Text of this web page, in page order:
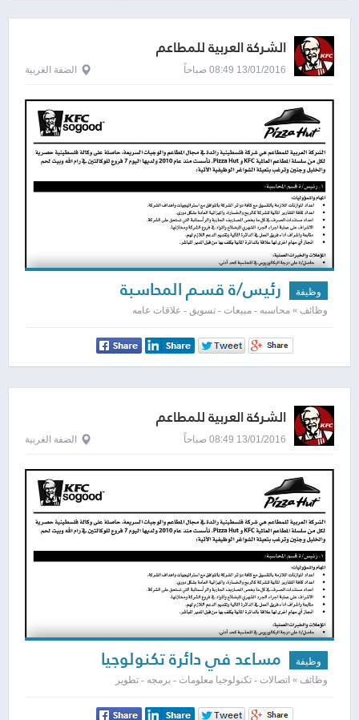
الشركة العربية للمطاعم
13/01/2016 08:49 صباحاً الضفة الغربية
وظيفة رئيس/ة قسم المحاسبة
وظائف » محاسبه - مبيعات - تسويق - علاقات عامه
الشركة العربية للمطاعم
13/01/2016 08:49 صباحاً الضفة الغربية
وظيفة مساعد في دائرة تكنولوجيا
المعلومات
وظائف » اتصالات - تكنولوجيا معلومات - برمجه - تطوير